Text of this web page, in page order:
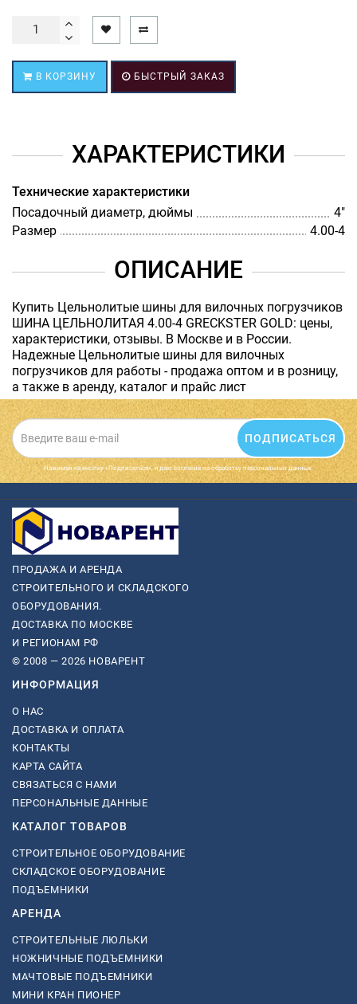
В КОРЗИНУ БЫСТРЫЙ ЗАКАЗ
ХАРАКТЕРИСТИКИ
Технические характеристики
Посадочный диаметр, дюймы
4"
Размер
4.00-4
ОПИСАНИЕ
Купить Цельнолитые шины для вилочных погрузчиков
ШИНА ЦЕЛЬНОЛИТАЯ 4.00-4 GRECKSTER GOLD: цены,
характеристики, отзывы. В Москве и в России.
Надежные Цельнолитые шины для вилочных
погрузчиков для работы - продажа оптом и в розницу,
а также в аренду, каталог и прайс лист
ПОДПИСАТЬСЯ
Нажимая на кнопку «Подписаться», я даю cогласие на обработку персональных данных.
ПРОДАЖА И АРЕНДА
СТРОИТЕЛЬНОГО И СКЛАДСКОГО
ОБОРУДОВАНИЯ.
ДОСТАВКА ПО МОСКВЕ
И РЕГИОНАМ РФ
© 2008 — 2026 НОВАРЕНТ
ИНФОРМАЦИЯ
О НАС
ДОСТАВКА И ОПЛАТА
КОНТАКТЫ
КАРТА САЙТА
СВЯЗАТЬСЯ С НАМИ
ПЕРСОНАЛЬНЫЕ ДАННЫЕ
КАТАЛОГ ТОВАРОВ
СТРОИТЕЛЬНОЕ ОБОРУДОВАНИЕ
СКЛАДСКОЕ ОБОРУДОВАНИЕ
ПОДЪЕМНИКИ
АРЕНДА
СТРОИТЕЛЬНЫЕ ЛЮЛЬКИ
НОЖНИЧНЫЕ ПОДЪЕМНИКИ
МАЧТОВЫЕ ПОДЪЕМНИКИ
МИНИ КРАН ПИОНЕР